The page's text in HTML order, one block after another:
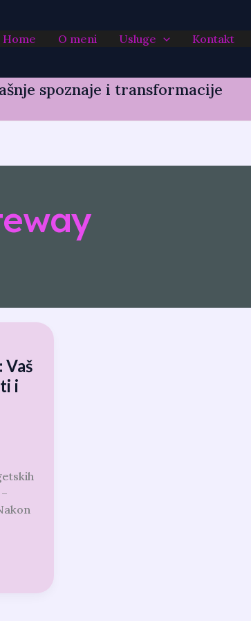
Home O meni Usluge Kontakt
spoznaje i transformacije
Vaš
i